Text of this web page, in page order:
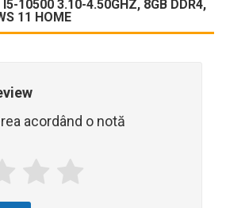
I5-10500 3.10-4.50GHZ, 8GB DDR4,
11 HOME
acordând o notă